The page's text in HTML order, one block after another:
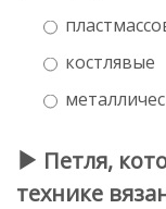
костлявые
Петля,
технике